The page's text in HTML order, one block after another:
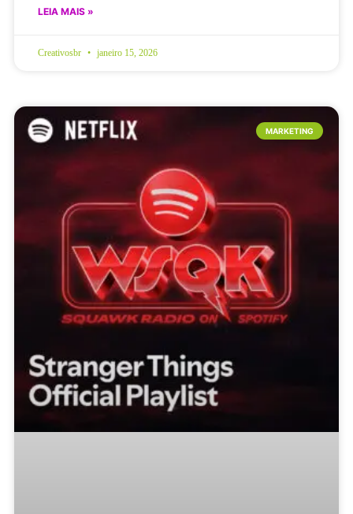
LEIA MAIS »
Creativosbr janeiro 15, 2026
MARKETING